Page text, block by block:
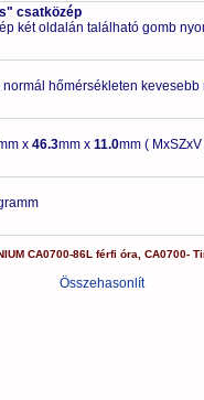
csatközép
két oldalán található gomb
hőmérsékleten
x 46.3mm x 11.0mm ( MxSZxV
CA0700-86L férfi óra CA0700-
Összehasonlít